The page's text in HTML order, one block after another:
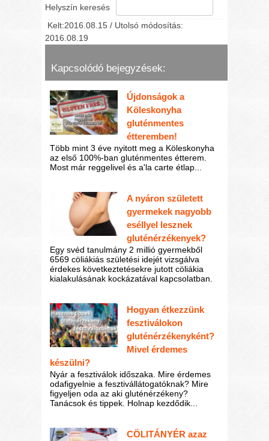
Helyszín keresés
Kelt:2016.08.15 / Utolsó módosítás:
2016.08.19
Kapcsolódó bejegyzések:
Újdonságok a
Köleskonyha
gluténmentes
étteremben!
Több mint 3 éve nyitott meg a Köleskonyha
az első 100%-ban gluténmentes étterem.
Most már reggelivel és a'la carte étlap...
A nyáron született
gyermekek nagyobb
eséllyel lesznek
gluténérzékenyek?
Egy svéd tanulmány 2 millió gyermekből
6569 cöliákiás születési idejét vizsgálva
érdekes következtetésekre jutott cöliákia
kialakulásának kockázatával kapcsolatban.
Hogyan étkezzünk
fesztiválokon
gluténérzékenyként?
Mivel érdemes
készülni?
Nyár a fesztiválok időszaka. Mire érdemes
odafigyelnie a fesztivállátogatóknak? Mire
figyeljen oda az aki gluténérzékeny?
Tanácsok és tippek. Holnap kezdődik...
CÖLITÁNYÉR azaz